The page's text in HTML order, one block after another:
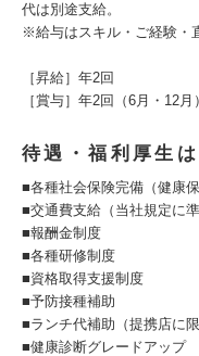
代は別途支給。
※給与はスキル・ご経験・
［昇給］年2回
［賞与］年2回（6月・12月）
待遇・福利厚生は
■各種社会保険完備（健康
■交通費支給（当社規定に準
■報酬金制度
■各種研修制度
■資格取得支援制度
■予防接種補助
■ランチ代補助（提携店に
■健康診断グレードアップ